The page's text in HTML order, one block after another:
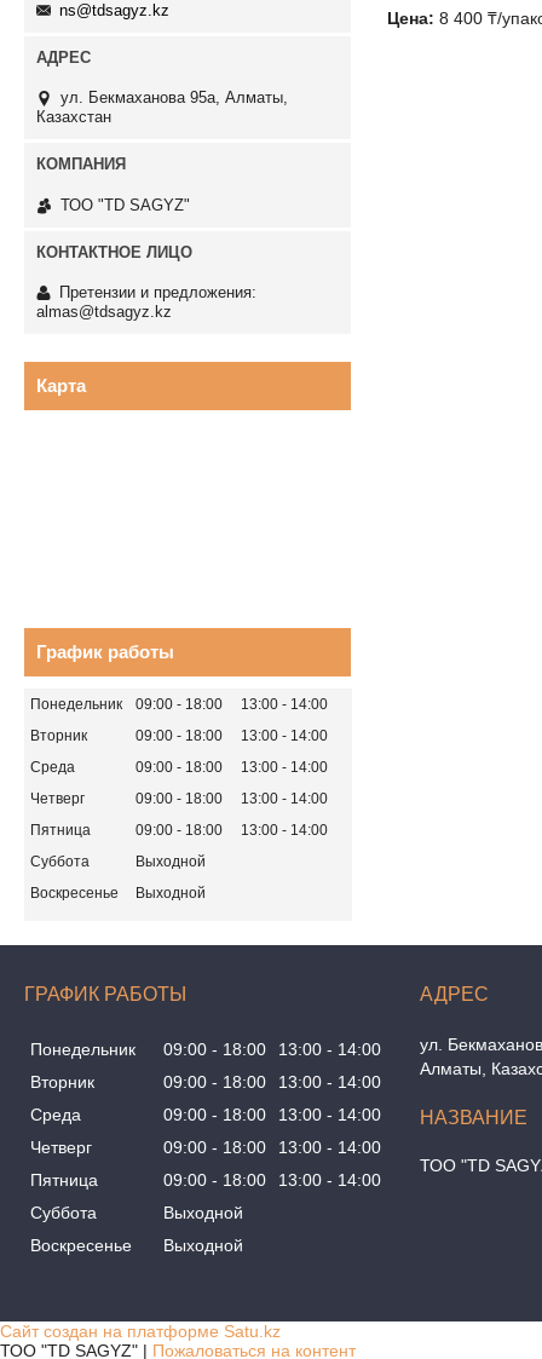
Цена: 8 400 ₸/
ns@tdsagyz.kz
ул. Бекмаханова 95а, Алматы,
Казахстан
ТОО "TD SAGYZ"
Претензии и предложения:
almas@tdsagyz.kz
Карта
График работы
Понедельник 09:00 18:00 13:00
14:00
Вторник
09:00 18:00 13:00
14:00
Среда
09:00 18:00 13:00
14:00
Четверг
09:00 18:00 13:00
14:00
Пятница
09:00 18:00 13:00
14:00
Суббота
Выходной
Воскресенье
Выходной
ГРАФИК РАБОТЫ
Понедельник 09:00 18:00 13:00
14:00
Вторник
09:00 18:00 13:00
14:00
Среда
09:00 18:00 13:00
14:00
Четверг
09:00 18:00 13:00
14:00
Пятница
09:00 18:00 13:00
14:00
Суббота
Выходной
Воскресенье
Выходной
ул.
Алматы,
ТОО "TD
Сайт создан на платформе Satu.kz
ТОО "TD SAGYZ" | Пожаловаться на контент